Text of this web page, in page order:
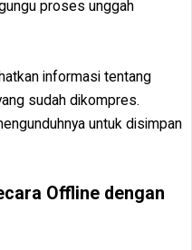
proses unggah
informasi tentang
sudah dikompres.
untuk disimpan
Offline dengan